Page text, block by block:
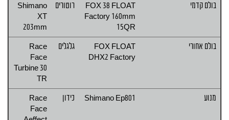
בולם קדמי
FOX 38 FLOAT
Factory 160mm
15QR
רוטורים
Shimano
XT
203mm
בולם אחורי
FOX FLOAT
DHX2 Factory
גלגלים
Race
Face
Turbine 30
TR
מנוע Shimano Ep801 כידון
Race
Face